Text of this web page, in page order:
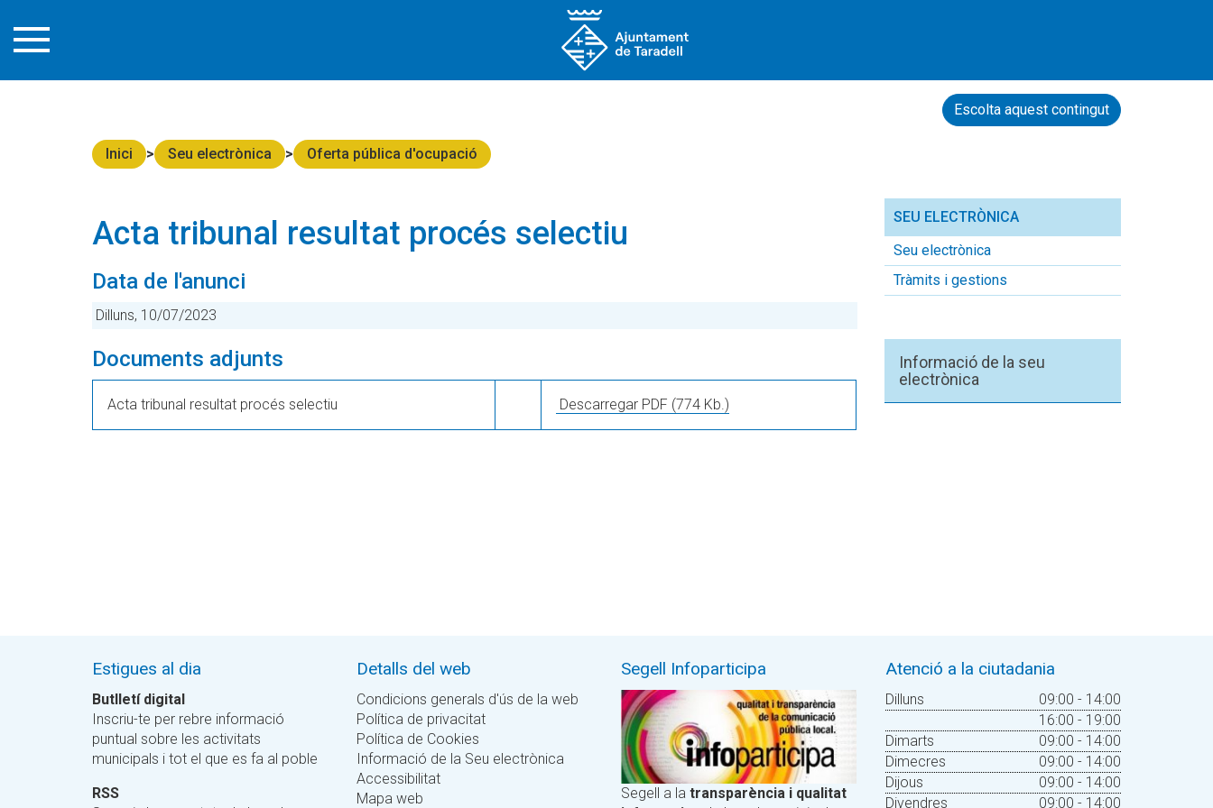
Escolta aquest contingut
Inici Seu electrònica Oferta pública d'ocupació
Acta tribunal resultat procés selectiu
Data de l'anunci
Dilluns, 10/07/2023
Documents adjunts
Acta tribunal resultat procés selectiu Descarregar PDF (774 Kb.)
SEU ELECTRÒNICA
Seu electrònica
Tràmits i gestions
Informació de la seu
electrònica
Estigues al dia
Butlletí digital
Inscriu-te per rebre informació
puntual sobre les activitats
municipals i tot el que es fa al poble
RSS
Detalls del web
Condicions generals d'ús de la web
Política de privacitat
Política de Cookies
Informació de la Seu electrònica
Accessibilitat
Mapa web
Segell Infoparticipa
Segell a la transparència i qualitat
Atenció a la ciutadania
Dilluns
09:00 - 14:00
16:00 - 19:00
Dimarts
09:00 - 14:00
Dimecres
09:00 - 14:00
Dijous
09:00 - 14:00
Divendres
09:00 - 14:00